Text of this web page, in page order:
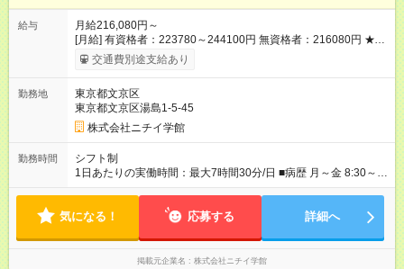
給与
月給216,080円～
[月給] 有資格者：223780～244100円 無資格者：216080円 ★賞
与あり 年2回（業績による 初年度1回） ★キャリアアップ制度
あり 進級により給与がアップします！ 【試用期間】試用期間あ
す。
交通費別途支給あり
勤務地
東京都文京区
東京都文京区湯島1-5-45
株式会社ニチイ学館
勤務時間
シフト制
1日あたりの実働時間：最大7時間30分/日 ■病歴 月～金 8:30～
17:00（休憩60分） ※上記時間帯でのシフト制 ※レセプト業務が
気になる！ 応募する 詳細へ
掲載元企業名 株式会社ニチイ学館